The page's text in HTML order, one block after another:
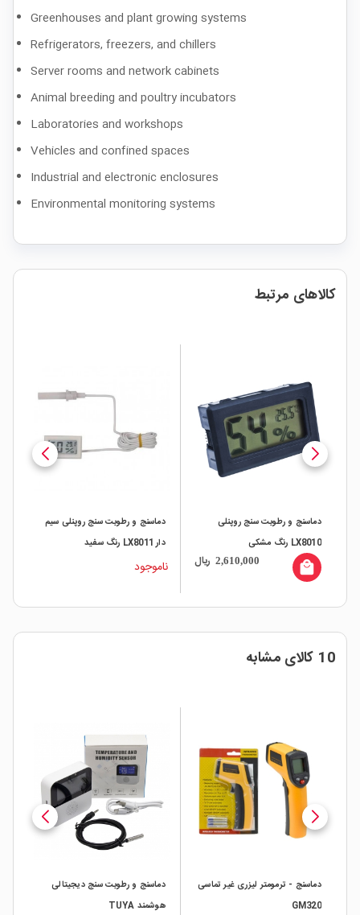
Greenhouses and plant growing systems
Refrigerators, freezers, and chillers
Server rooms and network cabinets
Animal breeding and poultry incubators
Laboratories and workshops
Vehicles and confined spaces
Industrial and electronic enclosures
Environmental monitoring systems
کالاهای مرتبط
دماسنج و رطوبت سنج روپنلی
LX8010 رنگ مشکی
2,610,000 ریال local_mall
دماسنج و رطوبت سنج روپنلی سیم
دار LX8011 رنگ سفید
ناموجود
10 کالای مشابه
دماسنج - ترمومتر لیزری غیر تماسی
GM320
دماسنج و رطوبت سنج دیجیتالی
هوشمند TUYA